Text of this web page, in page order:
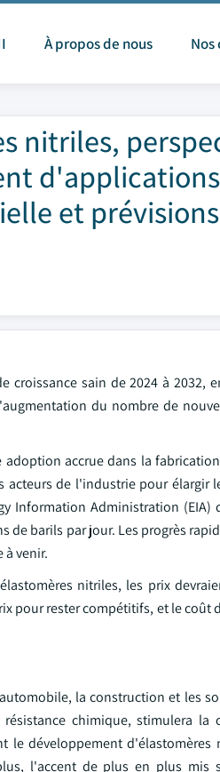
À propos de nous Nos
nitriles,
et
sain de 2024 à 2032,
du nombre de
accrue dans la
de l'industrie pour élargir
Information Administration (EIA)
barils par jour. Les progrès
venir.
nitriles, les prix
pour rester compétitifs, et le
la construction et les
chimique, stimulera la
développement d'élastomères
l'accent de plus en plus